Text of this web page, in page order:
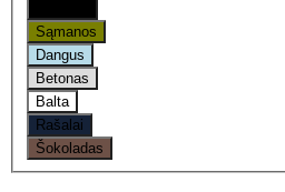
Sąmanos
Dangus
Betonas
Balta
Rašalai
Šokoladas